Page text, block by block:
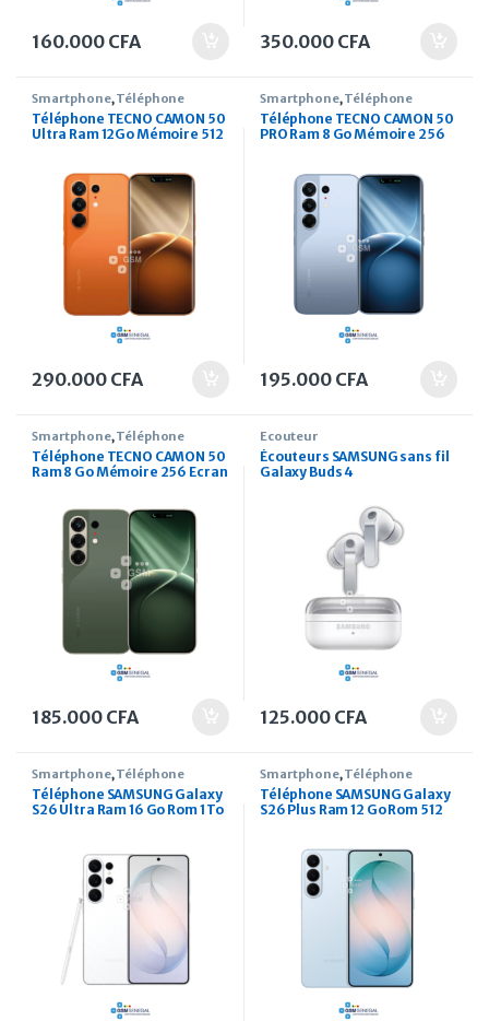
160.000 CFA 350.000 CFA
Smartphone,Téléphone
Téléphone TECNO CAMON 50
Ultra Ram 12Go Mémoire 512
290.000 CFA
Smartphone,Téléphone
Téléphone TECNO CAMON 50
PRO Ram 8 Go Mémoire 256
195.000 CFA
Smartphone,Téléphone
Téléphone TECNO CAMON 50
Ram 8 Go Mémoire 256 Ecran
185.000 CFA
Ecouteur
Écouteurs SAMSUNG sans fil
Galaxy Buds 4
125.000 CFA
Smartphone, Téléphone
Téléphone SAMSUNG Galaxy
S26 Ultra Ram 16 Go Rom 1 To
Smartphone, Téléphone
Téléphone SAMSUNG Galaxy
S26 Plus Ram 12 Go Rom 512